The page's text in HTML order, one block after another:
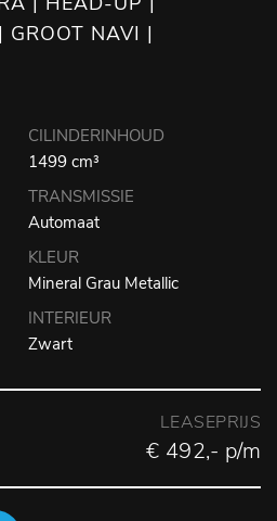
GROOT NAVI |
CILINDERINHOUD
1499 cm³
TRANSMISSIE
Automaat
KLEUR
Mineral Grau Metallic
INTERIEUR
Zwart
LEASEPRIJS
€ 492,- p/m